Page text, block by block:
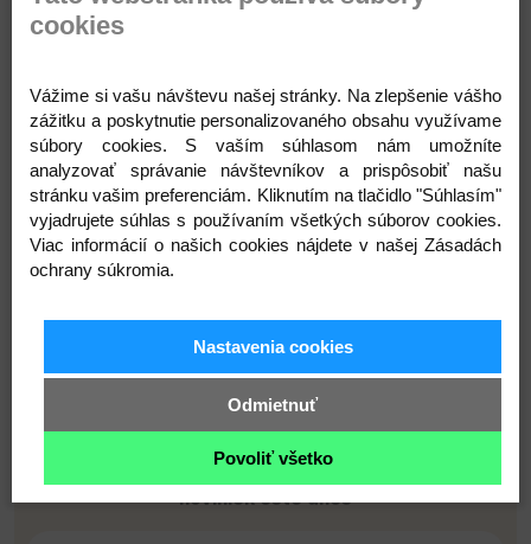
Popis Parametre Komentáre Recenzie
Prihláste sa na odber noviniek
Buďte prvý, kto to vie. Zaregistrujte sa na odber
noviniek ešte dnes
cookies
Vážime si vašu návštevu našej stránky. Na zlepšenie vášho
zážitku a poskytnutie personalizovaného obsahu využívame
súbory cookies. S vaším súhlasom nám umožníte
analyzovať správanie návštevníkov a prispôsobiť našu
stránku vašim preferenciám. Kliknutím na tlačidlo "Súhlasím"
vyjadrujete súhlas s používaním všetkých súborov cookies.
Viac informácií o našich cookies nájdete v našej Zásadách
ochrany súkromia.
Nastavenia cookies
Odmietnuť
Povoliť všetko